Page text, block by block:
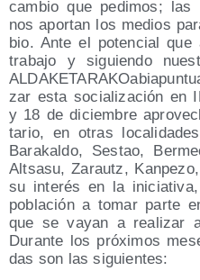
cam­bio que pedi­mos; las
nos apor­tan los medios
bio. Ante el poten­cial que
tra­ba­jo y siguien­do
zar esta socia­li­za­ción en
y 18 de diciem­bre
ta­rio, en otras
Bara­kal­do, Ses­tao,
Altsa­su, Zarautz,
su inte­rés en la
pobla­ción a tomar par­te
que se vayan a rea­li­zar
Duran­te los pró­xi­mos
das son las siguientes: